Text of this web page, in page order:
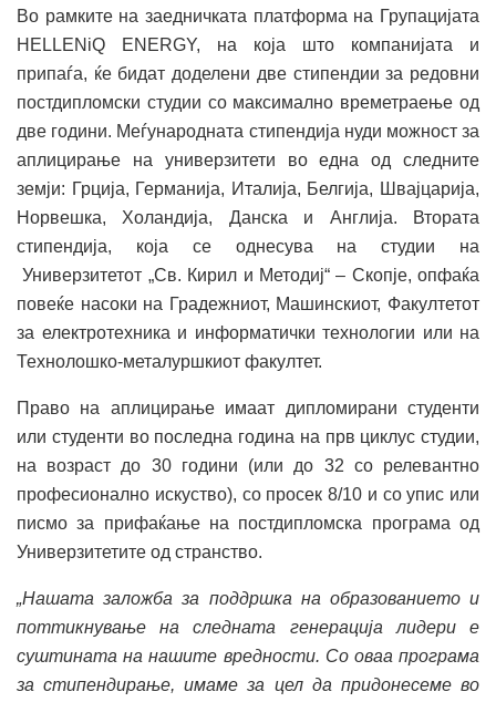
Во рамките на заедничката платформа на Групацијата
HELLENiQ ENERGY, на која што компанијата и
припаѓа, ќе бидат доделени две стипендии за редовни
постдипломски студии со максимално времетраење од
две години. Меѓународната стипендија нуди можност за
аплицирање на универзитети во една од следните
земји: Грција, Германија, Италија, Белгија, Швајцарија,
Норвешка, Холандија, Данска и Англија. Втората
стипендија, која се однесува на студии на
Универзитетот „Св. Кирил и Методиј“ – Скопје, опфаќа
повеќе насоки на Градежниот, Машинскиот, Факултетот
за електротехника и информатички технологии или на
Технолошко-металуршкиот факултет.
Право на аплицирање имаат дипломирани студенти
или студенти во последна година на прв циклус студии,
на возраст до 30 години (или до 32 со релевантно
професионално искуство), со просек 8/10 и со упис или
писмо за прифаќање на постдипломска програма од
Универзитетите од странство.
„Нашата заложба за поддршка на образованието и
поттикнување на следната генерација лидери е
суштината на нашите вредности. Со оваа програма
за стипендирање, имаме за цел да придонесеме во